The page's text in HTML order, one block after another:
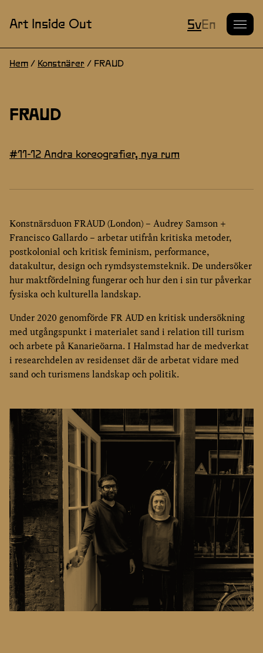
Art Inside Out Nuvarande
SvEn
Hem / Konstnärer / FRAUD
FRAUD
#11-12 Andra koreografier, nya rum
Konstnärsduon FRAUD (London) – Audrey Samson +
Francisco Gallardo – arbetar utifrån kritiska metoder,
postkolonial och kritisk feminism, performance,
datakultur, design och rymdsystemsteknik. De undersöker
hur maktfördelning fungerar och hur den i sin tur påverkar
fysiska och kulturella landskap.
Under 2020 genomförde FR AUD en kritisk undersökning
med utgångspunkt i materialet sand i relation till turism
och arbete på Kanarieöarna. I Halmstad har de medverkat
i researchdelen av residenset där de arbetat vidare med
sand och turismens landskap och politik.